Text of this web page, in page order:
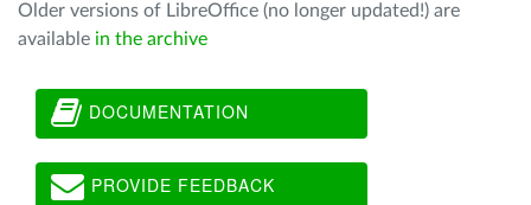
Older versions of LibreOffice (no longer updated!) are
available in the archive
DOCUMENTATION
PROVIDE FEEDBACK